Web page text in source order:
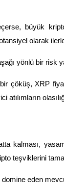
staking
büyük
olarak
yönlü bir risk
çöküş, XRP
atılımların
kalması,
teşviklerini
eden